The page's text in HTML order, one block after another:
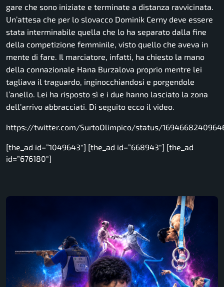
gare che sono iniziate e terminate a distanza ravvicinata.
Un’attesa che per lo slovacco Dominik Cerny deve essere
stata interminabile quella che lo ha separato dalla fine
della competizione femminile, visto quello che aveva in
mente di fare. Il marciatore, infatti, ha chiesto la mano
della connazionale Hana Burzalova proprio mentre lei
tagliava il traguardo, inginocchiandosi e porgendole
l’anello. Lei ha risposto sì e i due hanno lasciato la zona
dell’arrivo abbracciati. Di seguito ecco il video.
https://twitter.com/SurtoOlimpico/status/
[the_ad id=”1049643″] [the_ad id=”668943″] [the_ad
id=”676180″]